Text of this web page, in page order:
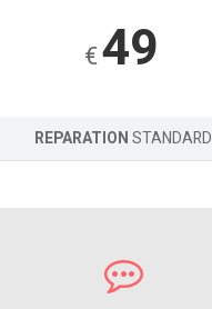
€49
REPARATIONSTANDARD